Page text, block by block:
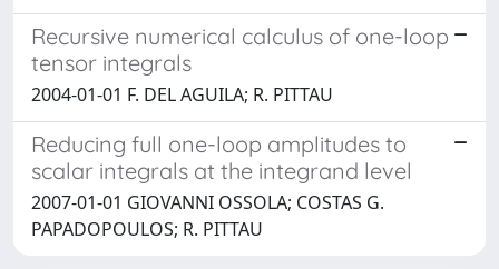
Recursive numerical calculus of one-loop
tensor integrals
2004-01-01 F. DEL AGUILA; R. PITTAU
Reducing full one-loop amplitudes to
scalar integrals at the integrand level
2007-01-01 GIOVANNI OSSOLA; COSTAS G.
PAPADOPOULOS; R. PITTAU